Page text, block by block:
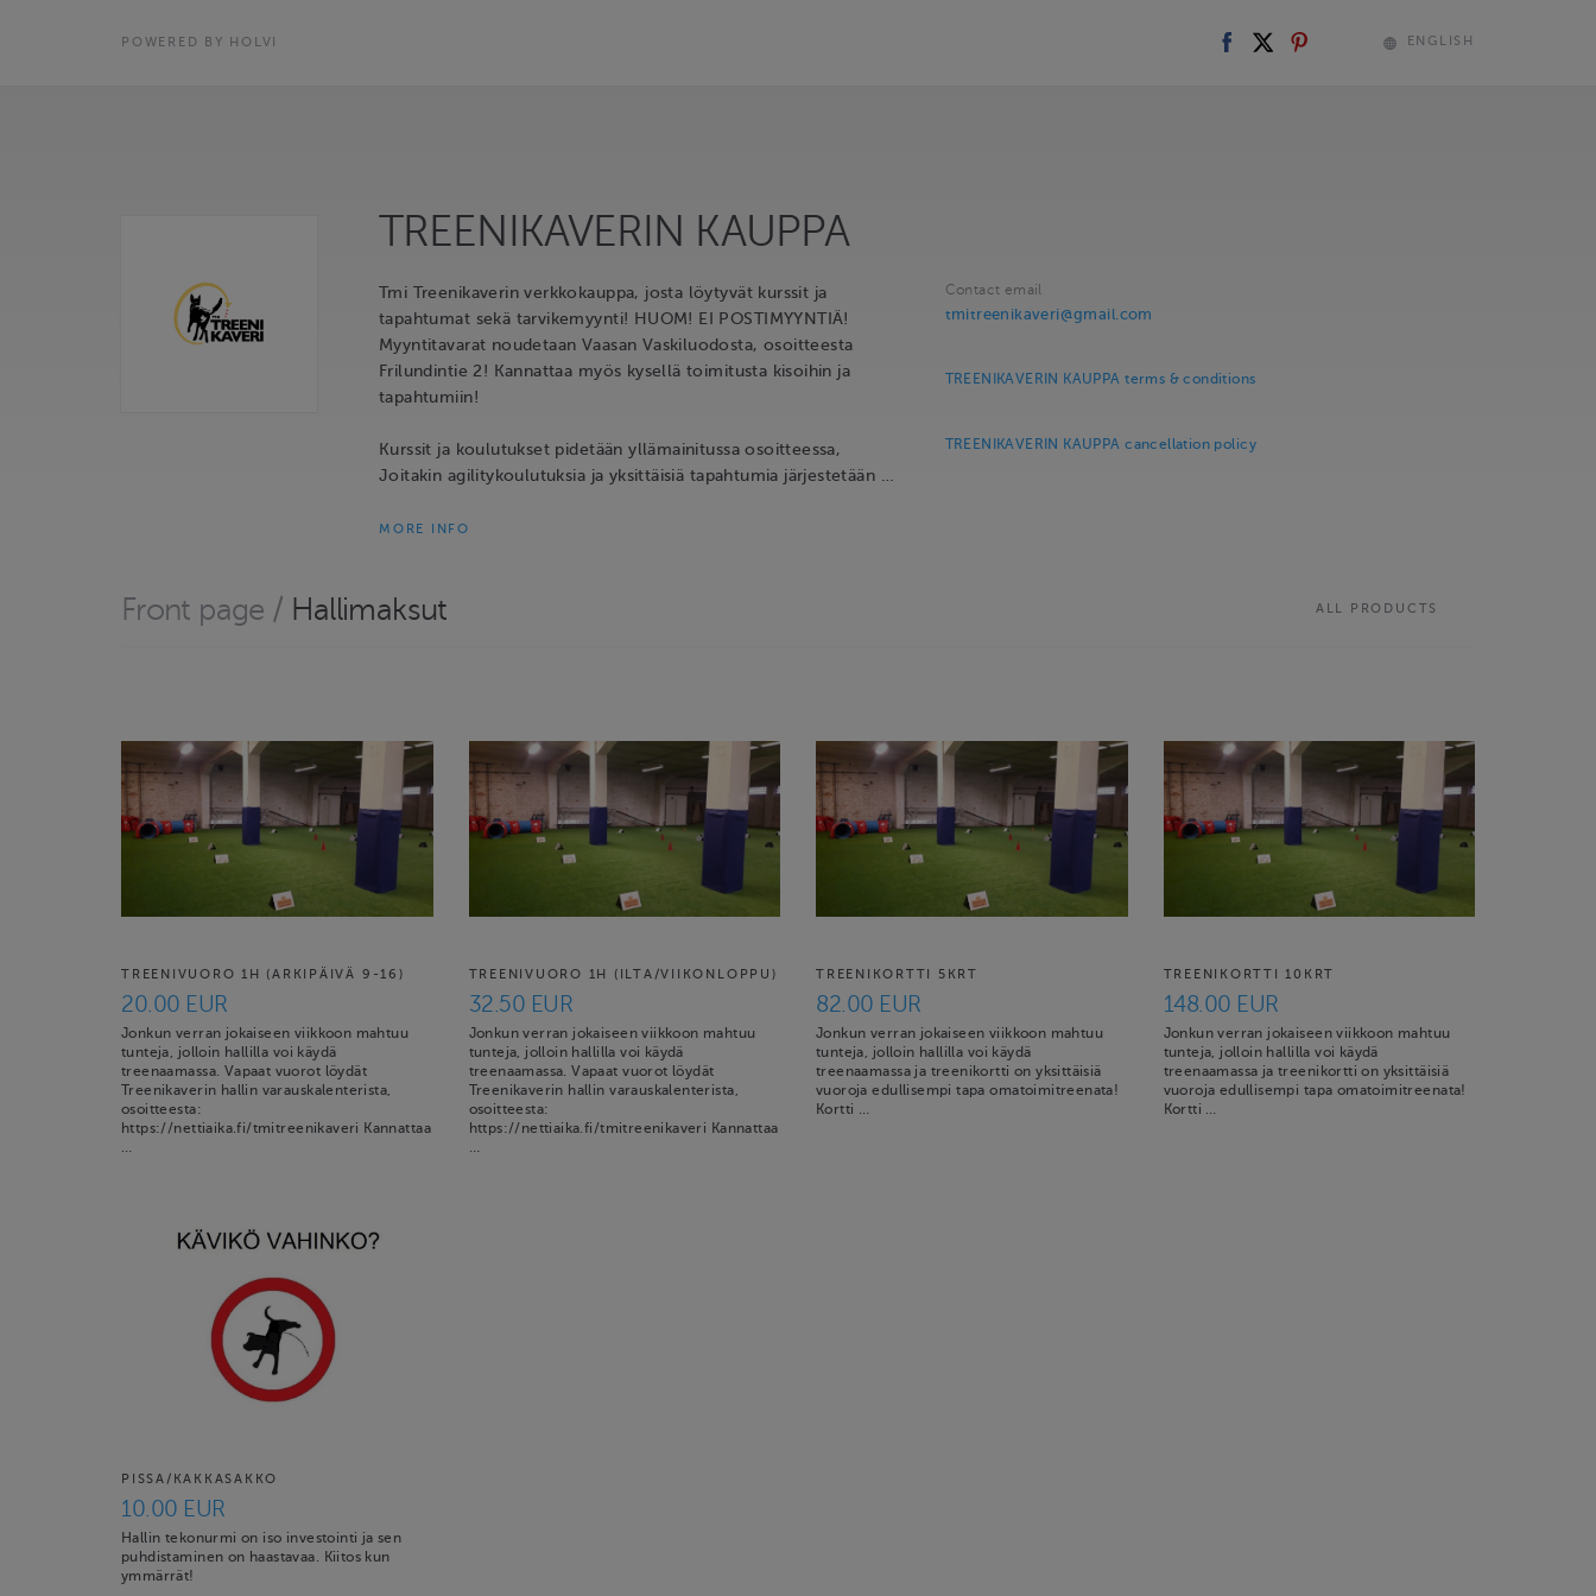
POWERED BY HOLVI ENGLISH
TREENIKAVERIN KAUPPA
Tmi Treenikaverin verkkokauppa, josta löytyvät kurssit ja
tapahtumat sekä tarvikemyynti! HUOM! EI POSTIMYYNTIÄ!
Myyntitavarat noudetaan Vaasan Vaskiluodosta, osoitteesta
Frilundintie 2! Kannattaa myös kysellä toimitusta kisoihin ja
tapahtumiin!
Kurssit ja koulutukset pidetään yllämainitussa osoitteessa,
Joitakin agilitykoulutuksia ja yksittäisiä tapahtumia järjestetään …
MORE INFO
Contact email
tmitreenikaveri@gmail.com
TREENIKAVERIN KAUPPA terms & conditions
TREENIKAVERIN KAUPPA cancellation policy
Front page / Hallimaksut ALL PRODUCTS
TREENIVUORO 1H (ARKIPÄIVÄ 9-16)
20.00 EUR
Jonkun verran jokaiseen viikkoon mahtuu
tunteja, jolloin hallilla voi käydä
treenaamassa. Vapaat vuorot löydät
Treenikaverin hallin varauskalenterista,
osoitteesta:
https://nettiaika.fi/tmitreenikaveri Kannattaa
…
TREENIVUORO 1H (ILTA/VIIKONLOPPU)
32.50 EUR
Jonkun verran jokaiseen viikkoon mahtuu
tunteja, jolloin hallilla voi käydä
treenaamassa. Vapaat vuorot löydät
Treenikaverin hallin varauskalenterista,
osoitteesta:
https://nettiaika.fi/tmitreenikaveri Kannattaa
…
TREENIKORTTI 5KRT
82.00 EUR
Jonkun verran jokaiseen viikkoon mahtuu
tunteja, jolloin hallilla voi käydä
treenaamassa ja treenikortti on yksittäisiä
vuoroja edullisempi tapa omatoimitreenata!
Kortti …
TREENIKORTTI 10KRT
148.00 EUR
Jonkun verran jokaiseen viikkoon mahtuu
tunteja, jolloin hallilla voi käydä
treenaamassa ja treenikortti on yksittäisiä
vuoroja edullisempi tapa omatoimitreenata!
Kortti …
PISSA/KAKKASAKKO
10.00 EUR
Hallin tekonurmi on iso investointi ja sen
puhdistaminen on haastavaa. Kiitos kun
ymmärrät!